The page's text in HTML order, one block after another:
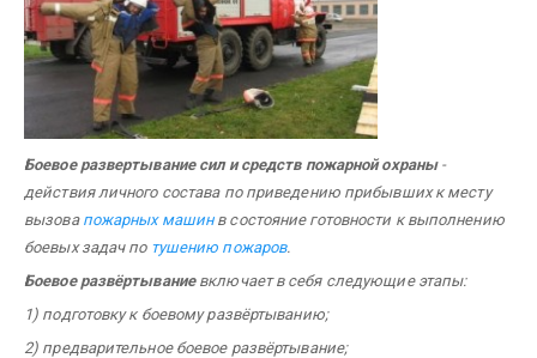
Боевое развертывание сил и средств пожарной охраны-
действия личного состава по приведению прибывших к месту
вызова пожарных машинв состояние готовности к выполнению
боевых задач по тушению пожаров.
Боевое развёртываниевключает в себя следующие этапы:
1) подготовку к боевому развёртыванию;
2) предварительное боевое развёртывание;